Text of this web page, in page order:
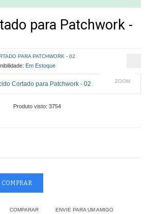
para Patchwork -
PARA PATCHWORK - 02
Em Estoque
ZOOM
Produto visto: 3754
COMPARAR ENVIE PARA UM AMIGO